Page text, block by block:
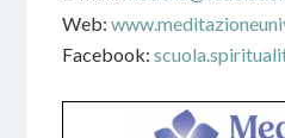
Web:
Facebook: